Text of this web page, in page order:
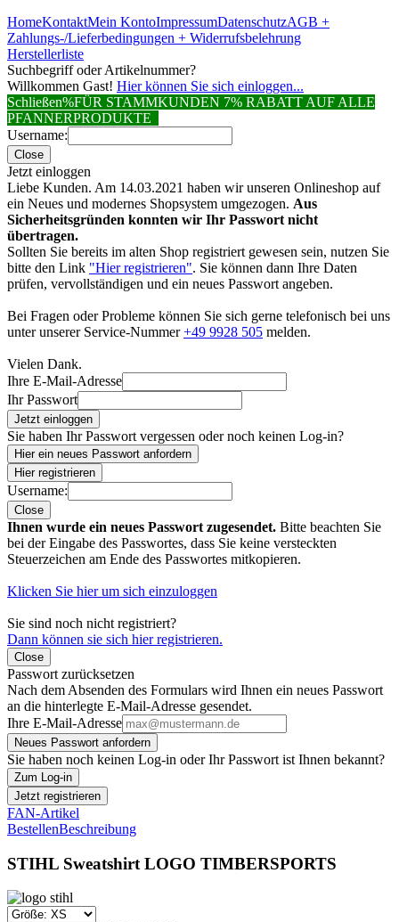
HomeKontaktMein KontoImpressumDatenschutzAGB +
Zahlungs-/Lieferbedingungen + Widerrufsbelehrung
Herstellerliste
Suchbegriff oder Artikelnummer?
Willkommen Gast! Hier können Sie sich einloggen...
Schließen%FÜR STAMMKUNDEN 7% RABATT AUF ALLE
PFANNERPRODUKTE
Username:
Close
Jetzt einloggen
Liebe Kunden. Am 14.03.2021 haben wir unseren Onlineshop auf
ein Neues und modernes Shopsystem umgezogen. Aus
Sicherheitsgründen konnten wir Ihr Passwort nicht
übertragen.
Sollten Sie bereits im alten Shop registriert gewesen sein, nutzen Sie
bitte den Link "Hier registrieren". Sie können dann Ihre Daten
prüfen, vervollständigen und ein neues Passwort angeben.
Bei Fragen oder Probleme können Sie sich gerne telefonisch bei uns
unter unserer Service-Nummer+49 9928 505 melden.
Vielen Dank.
Ihre E-Mail-Adresse
Ihr Passwort
Jetzt einloggen
Sie haben Ihr Passwort vergessen oder noch keinen Log-in?
Hier ein neues Passwort anfordern
Hier registrieren
Username:
Close
Ihnen wurde ein neues Passwort zugesendet. Bitte beachten Sie
bei der Eingabe des Passwortes, dass Sie keine versteckten
Steuerzeichen am Ende des Passwortes mitkopieren.
Klicken Sie hier um sich einzuloggen
Sie sind noch nicht registriert?
Dann können sie sich hier registrieren.
Close
Passwort zurücksetzen
Nach dem Absenden des Formulars wird Ihnen ein neues Passwort
an die hinterlegte E-Mail-Adresse gesendet.
Ihre E-Mail-Adresse
Neues Passwort anfordern
Sie haben noch keinen Log-in oder Ihr Passwort ist Ihnen bekannt?
Zum Log-in
Jetzt registrieren
FAN-Artikel
BestellenBeschreibung
STIHL Sweatshirt LOGO TIMBERSPORTS